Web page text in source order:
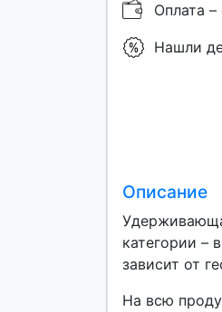
Оплата
Нашли
Описание
категории –
зависит от
На всю